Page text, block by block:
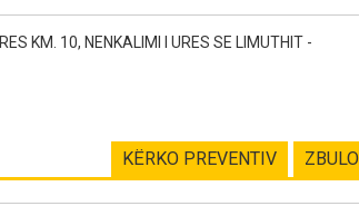
KM. 10, NENKALIMI I URES SE LIMUTHIT -
ZBULO
KËRKO PREVENTIV